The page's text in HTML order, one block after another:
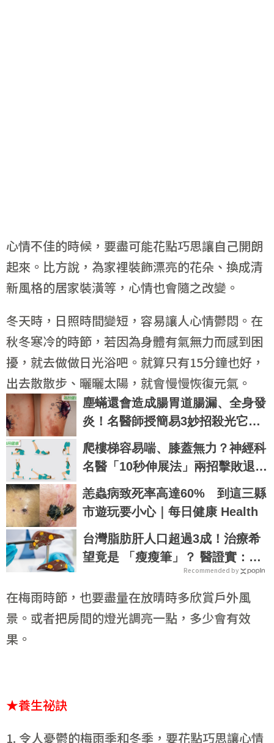
心情不佳的時候，要盡可能花點巧思讓自己開朗
起來。比方說，為家裡裝飾漂亮的花朵、換成清
新風格的居家裝潢等，心情也會隨之改變。
冬天時，日照時間變短，容易讓人心情鬱悶。在
秋冬寒冷的時節，若因為身體有氣無力而感到困
擾，就去做做日光浴吧。就算只有15分鐘也好，
出去散散步、曬曬太陽，就會慢慢恢復元氣。
塵蟎還會造成腸胃道腸漏、全身發
炎！名醫師授簡易3妙招殺光它們
｜每日健康 Health
爬樓梯容易喘、膝蓋無力？神經科
名醫「10秒伸展法」兩招擊敗退化
關節，找回年輕腳骨不求人｜每日
健康 Health
恙蟲病致死率高達60% 到這三縣
市遊玩要小心｜每日健康 Health
台灣脂肪肝人口超過3成！治療希
望竟是 「瘦瘦筆」？ 醫證實：有
Recommended by
在梅雨時節，也要盡量在放晴時多欣賞戶外風
景。或者把房間的燈光調亮一點，多少會有效
果。
★養生祕訣
1. 令人憂鬱的梅雨季和冬季，要花點巧思讓心情